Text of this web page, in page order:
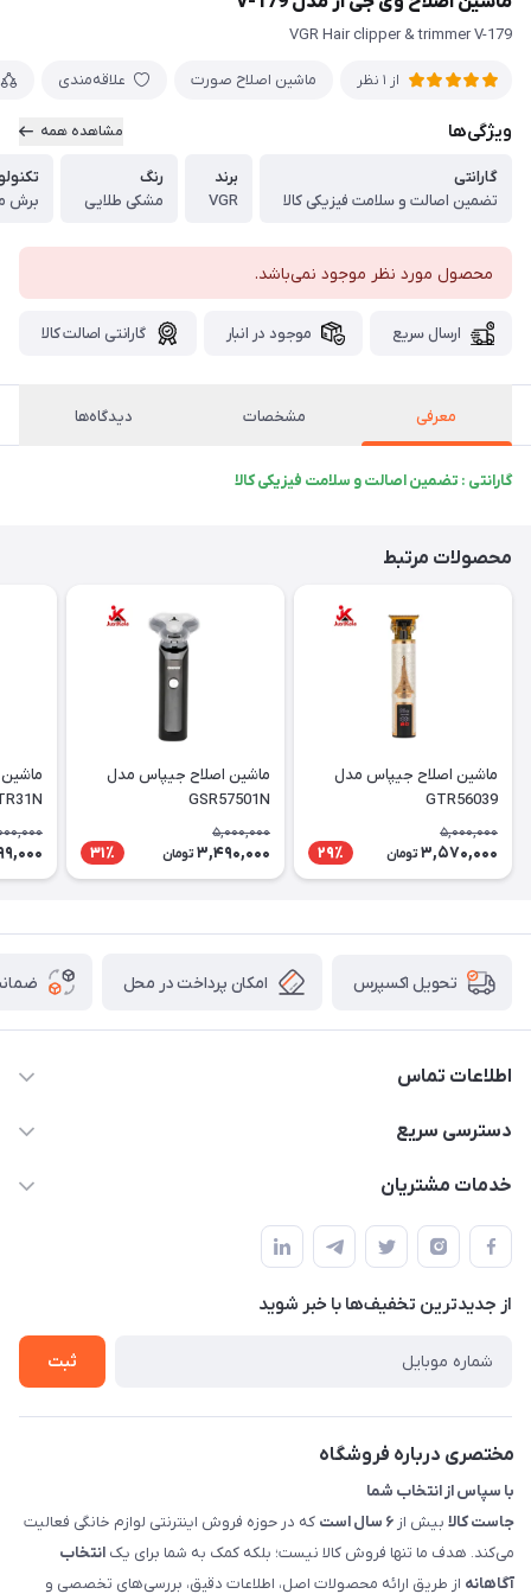
VGR Hair clipper & trimmer V-179
از 1 نظر ماشین اصلاح صورت علاقه‌مندی
ویژگی‌ها مشاهده همه
گارانتی
تضمین اصالت و سلامت فیزیکی کالا
برند
VGR
رنگ
مشکی طلایی
برش
محصول مورد نظر موجود نمی‌باشد.
ارسال سریع موجود در انبار گارانتی اصالت کالا
معرفی مشخصات دیدگاه‌ها
گارانتی : تضمین اصالت و سلامت فیزیکی کالا
محصولات مرتبط
ماشین اصلاح جیپاس مدل
GTR56039
5,000,000
3,570,000 تومان 29٪
ماشین اصلاح جیپاس مدل
GSR57501N
5,000,000
3,490,000 تومان 31٪
تحویل اکسپرس امکان پرداخت در محل
اطلاعات تماس
09398557137
سمت چپ (فروشگاه صوتی عباسی) - "تحویل حضوری فقط با
هماهنگی"
دسترسی سریع
لیست محصولات
حساب کاربری
تماس با ما
خدمات مشتریان
راهنما
پرسش های شما
شرایط و ضوابط گارانتی
روش های بازگرداندن کالا
از جدید‌ترین تخفیف‌ها با‌ خبر شوید
ثبت
مختصری درباره فروشگاه
با سپاس از انتخاب شما
جاست کالا بیش از ۶ سال است
که در حوزه فروش اینترنتی لوازم خانگی فعالیت
می‌کند. هدف ما تنها فروش کالا نیست؛ بلکه کمک به شما برای یک انتخاب
آگاهانه از طریق ارائه محصولات اصل، اطلاعات دقیق، بررسی‌های تخصصی و